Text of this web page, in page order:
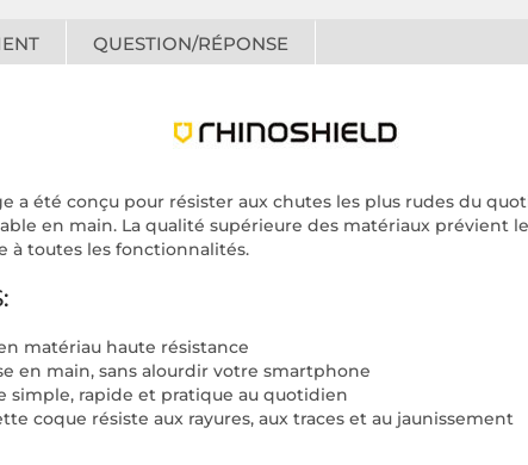
QUESTION/RÉPONSE
a été conçu pour résister aux chutes les plus rudes du
en main. La qualité supérieure des matériaux prévient
à toutes les fonctionnalités.
matériau haute résistance
en main, sans alourdir votre smartphone
simple, rapide et pratique au quotidien
coque résiste aux rayures, aux traces et au jaunissement